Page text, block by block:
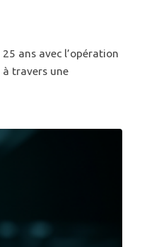
25 ans avec l’opération
à travers une